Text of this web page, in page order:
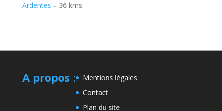
Ardentes – 36 kms
A propos :
Mentions légales
Contact
Plan du site